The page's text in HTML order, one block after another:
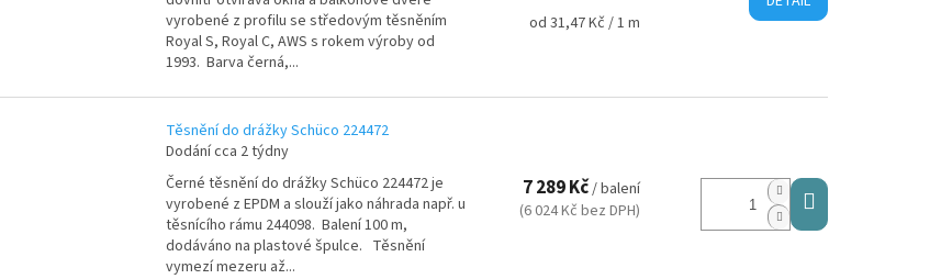
vyrobené z profilu se středovým těsněním
Royal S, Royal C, AWS s rokem výroby od
1993. Barva černá,...
Měrná
od 31,47 Kč / 1 m
Těsnění do drážky Schüco 224472
Dodání cca 2 týdny
Černé těsnění do drážky Schüco 224472 je
vyrobené z EPDM a slouží jako náhrada např. u
těsnícího rámu 244098. Balení 100 m,
dodáváno na plastové špulce. Těsnění
vymezí mezeru až...
7 289 Kč/ balení
(6 024 Kč bez DPH)